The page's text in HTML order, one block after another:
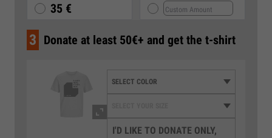
35 €
3 Donate at least 50€+ and get the t-shirt
I'D LIKE TO DONATE ONLY,